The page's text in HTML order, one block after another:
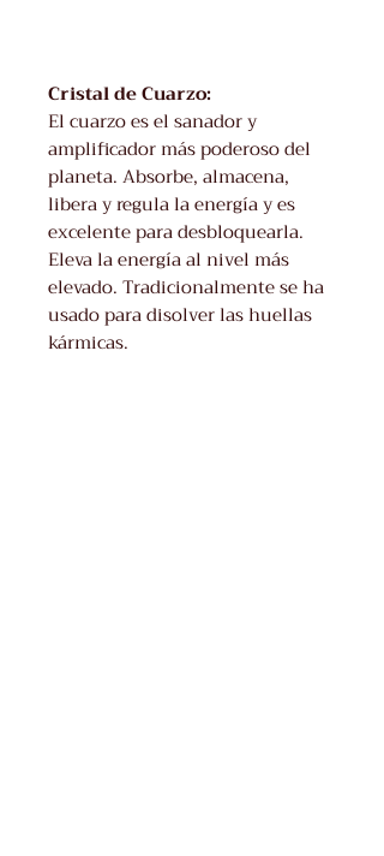
Cristal de Cuarzo:
El cuarzo es el sanador y
amplificador más poderoso del
planeta. Absorbe, almacena,
libera y regula la energía y es
excelente para desbloquearla.
Eleva la energí­a al nivel más
elevado. Tradicionalmente se ha
usado para disolver las huellas
kármicas.